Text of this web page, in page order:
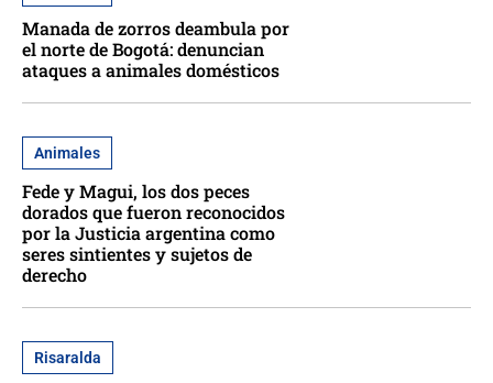
Manada de zorros deambula por
el norte de Bogotá: denuncian
ataques a animales domésticos
Animales
Fede y Magui, los dos peces
dorados que fueron reconocidos
por la Justicia argentina como
seres sintientes y sujetos de
derecho
Risaralda